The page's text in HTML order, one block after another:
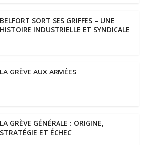
BELFORT SORT SES GRIFFES – UNE
HISTOIRE INDUSTRIELLE ET SYNDICALE
LA GRÈVE AUX ARMÉES
LA GRÈVE GÉNÉRALE : ORIGINE,
STRATÉGIE ET ÉCHEC